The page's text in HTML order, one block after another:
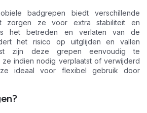
badgrepen biedt verschillende
zorgen ze voor extra stabiliteit en
het betreden en verlaten van de
het risico op uitglijden en vallen
zijn deze grepen eenvoudig te
ze indien nodig verplaatst of verwijderd
ideaal voor flexibel gebruik door